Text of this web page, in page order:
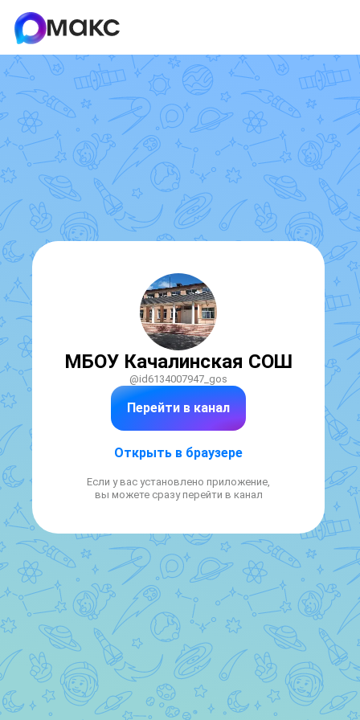
МБОУ Качалинская СОШ
@id6134007947_gos
Перейти в канал
Открыть в браузере
Если у вас установлено приложение,
вы можете сразу перейти в канал